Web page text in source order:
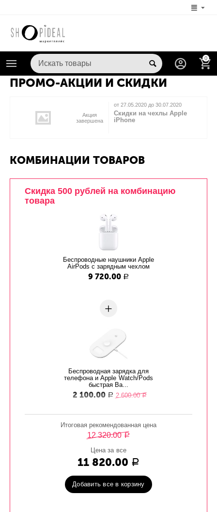
0
ПРОМО-АКЦИИ И СКИДКИ
Акция
завершена
от 27.05.2020 до 30.07.2020
Скидки на чехлы Apple
iPhone
КОМБИНАЦИИ ТОВАРОВ
Скидка 500 рублей на комбинацию
товара
Беспроводные наушники Apple
AirPods с зарядным чехлом
9 720.00 Р
+
Беспроводная зарядка для
телефона и Apple Watch/Pods
быстрая Ba...
2 100.00 Р 2 600.00 Р
Итоговая рекомендованная цена
12 320.00 Р
Цена за все
11 820.00 Р
Добавить все в корзину